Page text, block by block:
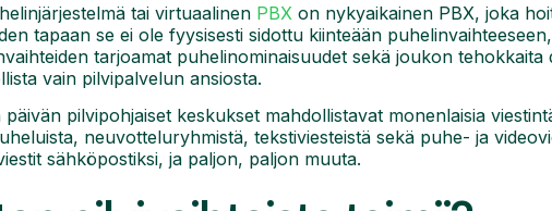
tai virtuaalinen PBX on nykyaikainen PBX, joka
tapaan se ei ole fyysisesti sidottu kiinteään
tarjoamat puhelinominaisuudet sekä joukon tehokkaita
vain pilvipalvelun ansiosta.
päivän pilvipohjaiset keskukset mahdollistavat monenlaisia
neuvotteluryhmistä, tekstiviesteistä sekä puhe- ja
sähköpostiksi, ja paljon, paljon muuta.